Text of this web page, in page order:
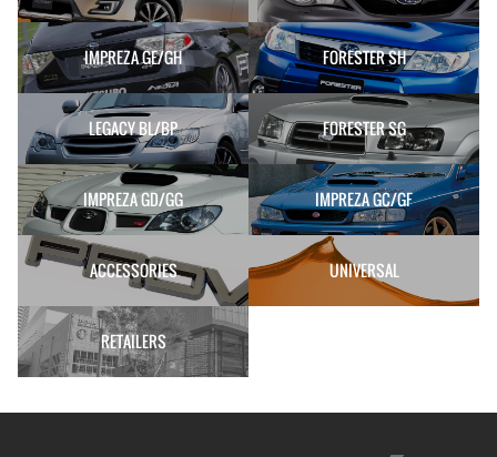
IMPREZA GE/GH FORESTER SH
LEGACY BL/BP FORESTER SG
IMPREZA GD/GG IMPREZA GC/GF
ACCESSORIES UNIVERSAL
RETAILERS